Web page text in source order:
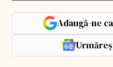
Adaugă-ne